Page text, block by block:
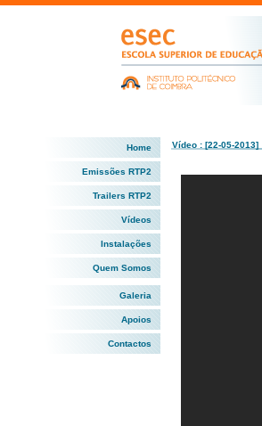
Home
Emissões RTP2
Trailers RTP2
Vídeos
Instalações
Quem Somos
Galeria
Apoios
Contactos
Vídeo : [22-05-2013]